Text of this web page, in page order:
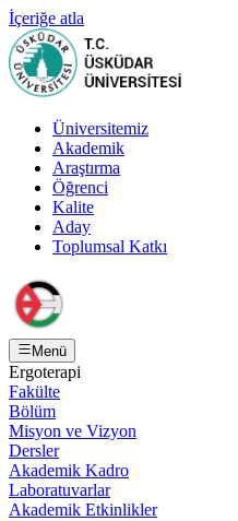
İçeriğe atla
Üniversitemiz
Akademik
Araştırma
Öğrenci
Kalite
Aday
Toplumsal Katkı
Menü
Ergoterapi
Fakülte
Bölüm
Misyon ve Vizyon
Dersler
Akademik Kadro
Laboratuvarlar
Akademik Etkinlikler